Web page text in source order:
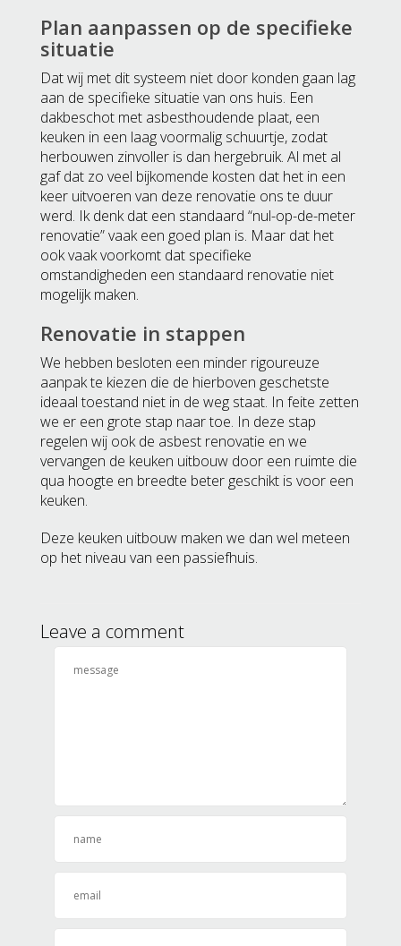
Plan aanpassen op de specifieke
situatie
Dat wij met dit systeem niet door konden gaan lag
aan de specifieke situatie van ons huis. Een
dakbeschot met asbesthoudende plaat, een
keuken in een laag voormalig schuurtje, zodat
herbouwen zinvoller is dan hergebruik. Al met al
gaf dat zo veel bijkomende kosten dat het in een
keer uitvoeren van deze renovatie ons te duur
werd. Ik denk dat een standaard “nul-op-de-meter
renovatie” vaak een goed plan is. Maar dat het
ook vaak voorkomt dat specifieke
omstandigheden een standaard renovatie niet
mogelijk maken.
Renovatie in stappen
We hebben besloten een minder rigoureuze
aanpak te kiezen die de hierboven geschetste
ideaal toestand niet in de weg staat. In feite zetten
we er een grote stap naar toe. In deze stap
regelen wij ook de asbest renovatie en we
vervangen de keuken uitbouw door een ruimte die
qua hoogte en breedte beter geschikt is voor een
keuken.
Deze keuken uitbouw maken we dan wel meteen
op het niveau van een passiefhuis.
Leave a comment